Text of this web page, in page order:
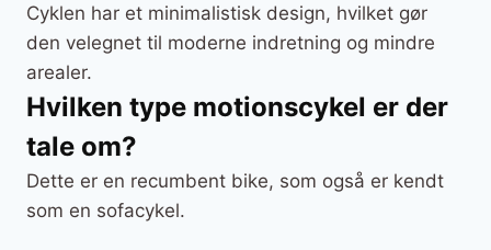
Cyklen har et minimalistisk design, hvilket gør
den velegnet til moderne indretning og mindre
arealer.
Hvilken type motionscykel er der
tale om?
Dette er en recumbent bike, som også er kendt
som en sofacykel.